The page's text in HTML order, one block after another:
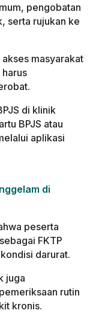
pengobatan
serta rujukan ke
akses masyarakat
harus
di klinik
BPJS atau
aplikasi
di
peserta
sebagai FKTP
kondisi darurat.
juga
pemeriksaan rutin
kronis.